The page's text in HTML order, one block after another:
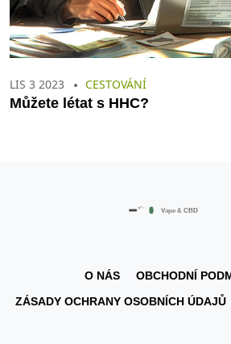
LIS 3 2023 CESTOVÁNÍ
Můžete létat s HHC?
O NÁS
OBCHODNÍ
ZÁSADY OCHRANY OSOBNÍCH ÚDAJŮ